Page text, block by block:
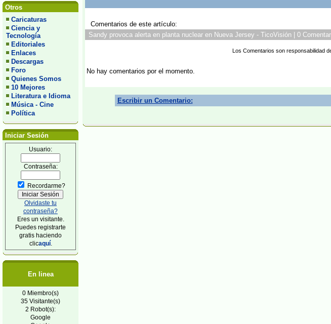
Otros
Caricaturas
Ciencia y
Tecnología
Editoriales
Enlaces
Descargas
Foro
Quienes Somos
10 Mejores
Literatura e Idioma
Música - Cine
Política
Iniciar Sesión
Usuario:
Contraseña:
Recordarme?
Olvidaste tu
contraseña?
Eres un visitante.
Puedes registrarte
gratis haciendo
clicaquí.
En linea
0 Miembro(s)
35 Visitante(s)
2 Robot(s):
Google
Comentarios de este artículo:
Sandy provoca alerta en planta nuclear en Nueva Jersey - TicoVisión | 0
Los Comentarios son responsabilidad
No hay comentarios por el momento.
Escribir un Comentario: